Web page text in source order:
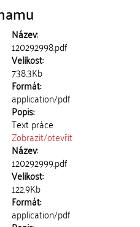
Název:
120292998.pdf
Velikost:
738.3Kb
Formát:
application/pdf
Popis:
Text práce
Zobrazit/otevřít
Název:
120292999.pdf
Velikost:
122.9Kb
Formát:
application/pdf